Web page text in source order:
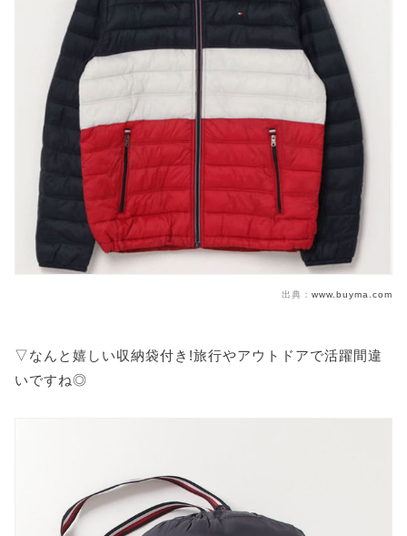
出典： www.buyma.com
▽なんと嬉しい収納袋付き!旅行やアウトドアで活躍間違
いですね◎